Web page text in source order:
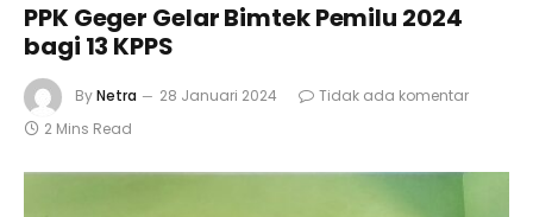
PPK Geger Gelar Bimtek Pemilu 2024
bagi 13 KPPS
ByNetra 28 Januari 2024
Tidak ada komentar
2 Mins Read